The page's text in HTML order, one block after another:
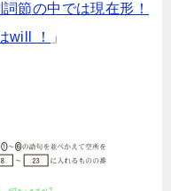
節の中では現在形！
will ！
」